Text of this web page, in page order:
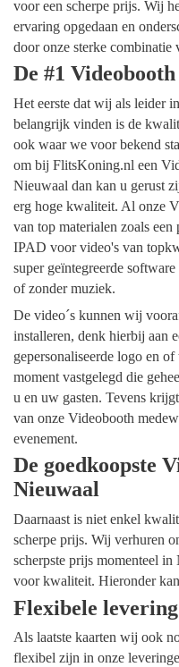
voor een scherpe prijs. Wij
ervaring opgedaan en
door onze sterke
De #1
Het eerste dat wij als leider
belangrijk vinden is de
ook waar we voor bekend
om bij FlitsKoning.nl een
Nieuwaal dan kan u gerust
erg hoge kwaliteit. Al onze
van top materialen zoals
IPAD voor video's van
super geïntegreerde
of zonder muziek.
De video´s kunnen wij
installeren, denk hierbij aan
gepersonaliseerde logo en
moment vastgelegd die
u en uw gasten. Tevens
van onze Videobooth
evenement.
De goedkoopste
Nieuwaal
Daarnaast is niet enkel
scherpe prijs. Wij verhuren
scherpste prijs momenteel
voor kwaliteit. Hieronder
Flexibele
Als laatste kaarten wij ook
flexibel zijn in onze